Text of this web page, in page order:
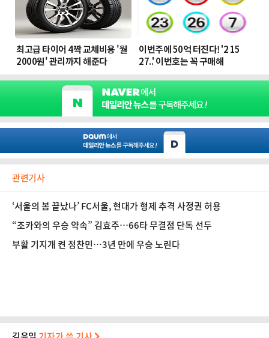
관련기사
‘서울의 봄 끝났나’ FC서울, 현대가 형제 추격 사정권 허용
“조카와의 우승 약속” 김효주…66타 무결점 단독 선두
부활 기지개 켠 정찬민…3년 만에 우승 노린다